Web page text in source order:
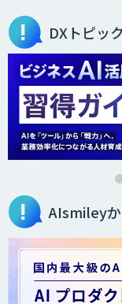
DXトピッ
AIsmiley